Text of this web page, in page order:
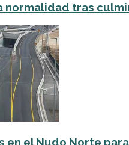
normalidad tras
en el Nudo Norte